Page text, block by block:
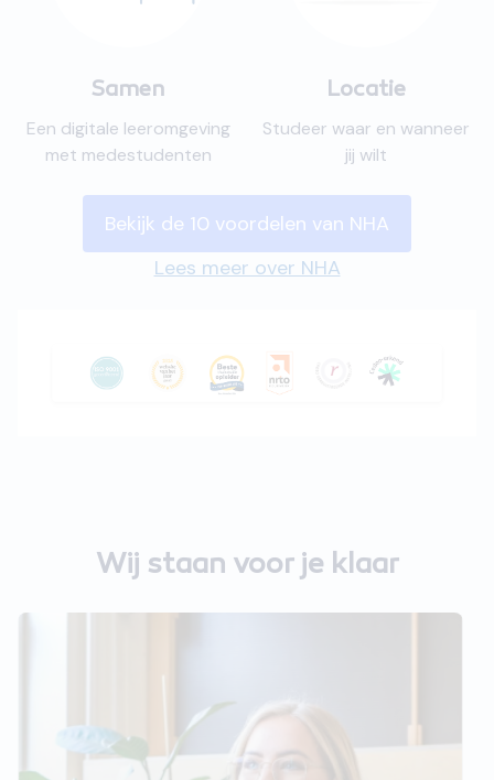
Samen
Een digitale leeromgeving
met medestudenten
Locatie
Studeer waar en wanneer
jij wilt
Bekijk de 10 voordelen van NHA
Lees meer over NHA
Wij staan voor je klaar